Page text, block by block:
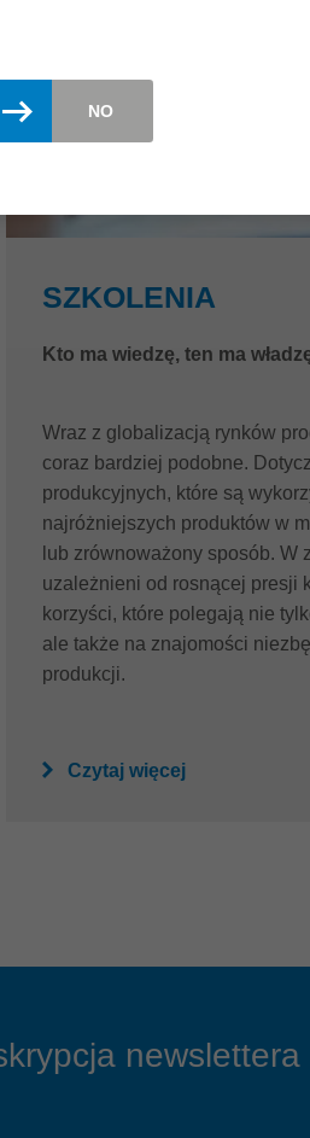
SZKOLENIA
Kto ma wiedzę, ten ma
Wraz z globalizacją rynków
coraz bardziej podobne.
produkcyjnych, które są
najróżniejszych produktów w
lub zrównoważony sposób. W
uzależnieni od rosnącej presji
korzyści, które polegają nie
ale także na znajomości
produkcji.
Czytaj więcej
newslettera
NO